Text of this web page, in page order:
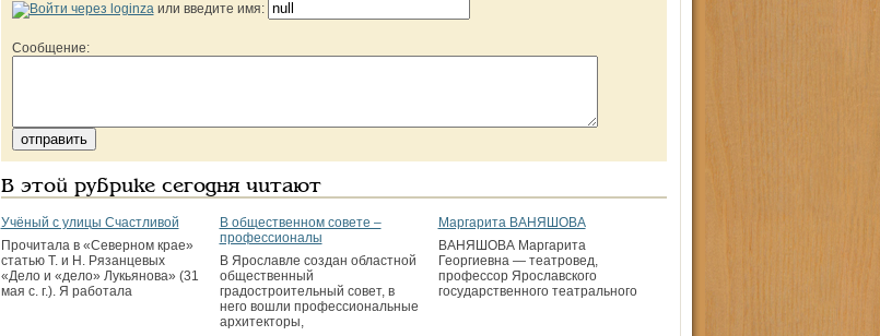
или введите имя:
Сообщение:
В этой рубрике сегодня читают
Учёный с улицы Счастливой
Прочитала в «Северном крае»
статью Т. и Н. Рязанцевых
«Дело и «дело» Лукьянова» (31
мая с. г.). Я работала
В общественном совете –
профессионалы
В Ярославле создан областной
общественный
градостроительный совет, в
него вошли профессиональные
архитекторы,
Маргарита ВАНЯШОВА
ВАНЯШОВА Маргарита
Георгиевна — театровед,
профессор Ярославского
государственного театрального